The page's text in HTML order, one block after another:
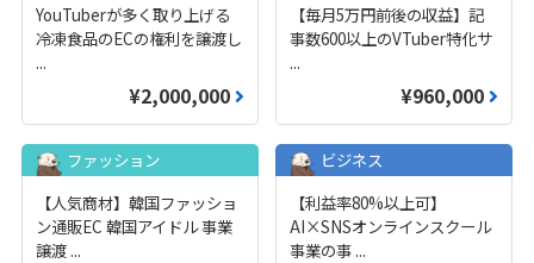
YouTuberが多く取り上げる
冷凍食品のECの権利を譲渡し
...
¥2,000,000
【毎月5万円前後の収益】記
事数600以上のVTuber特化サ
...
¥960,000
ファッション
【人気商材】韓国ファッショ
ン通販EC 韓国アイドル 事業
譲渡 ...
ビジネス
【利益率80%以上可】
AI×SNSオンラインスクール
事業の事 ...